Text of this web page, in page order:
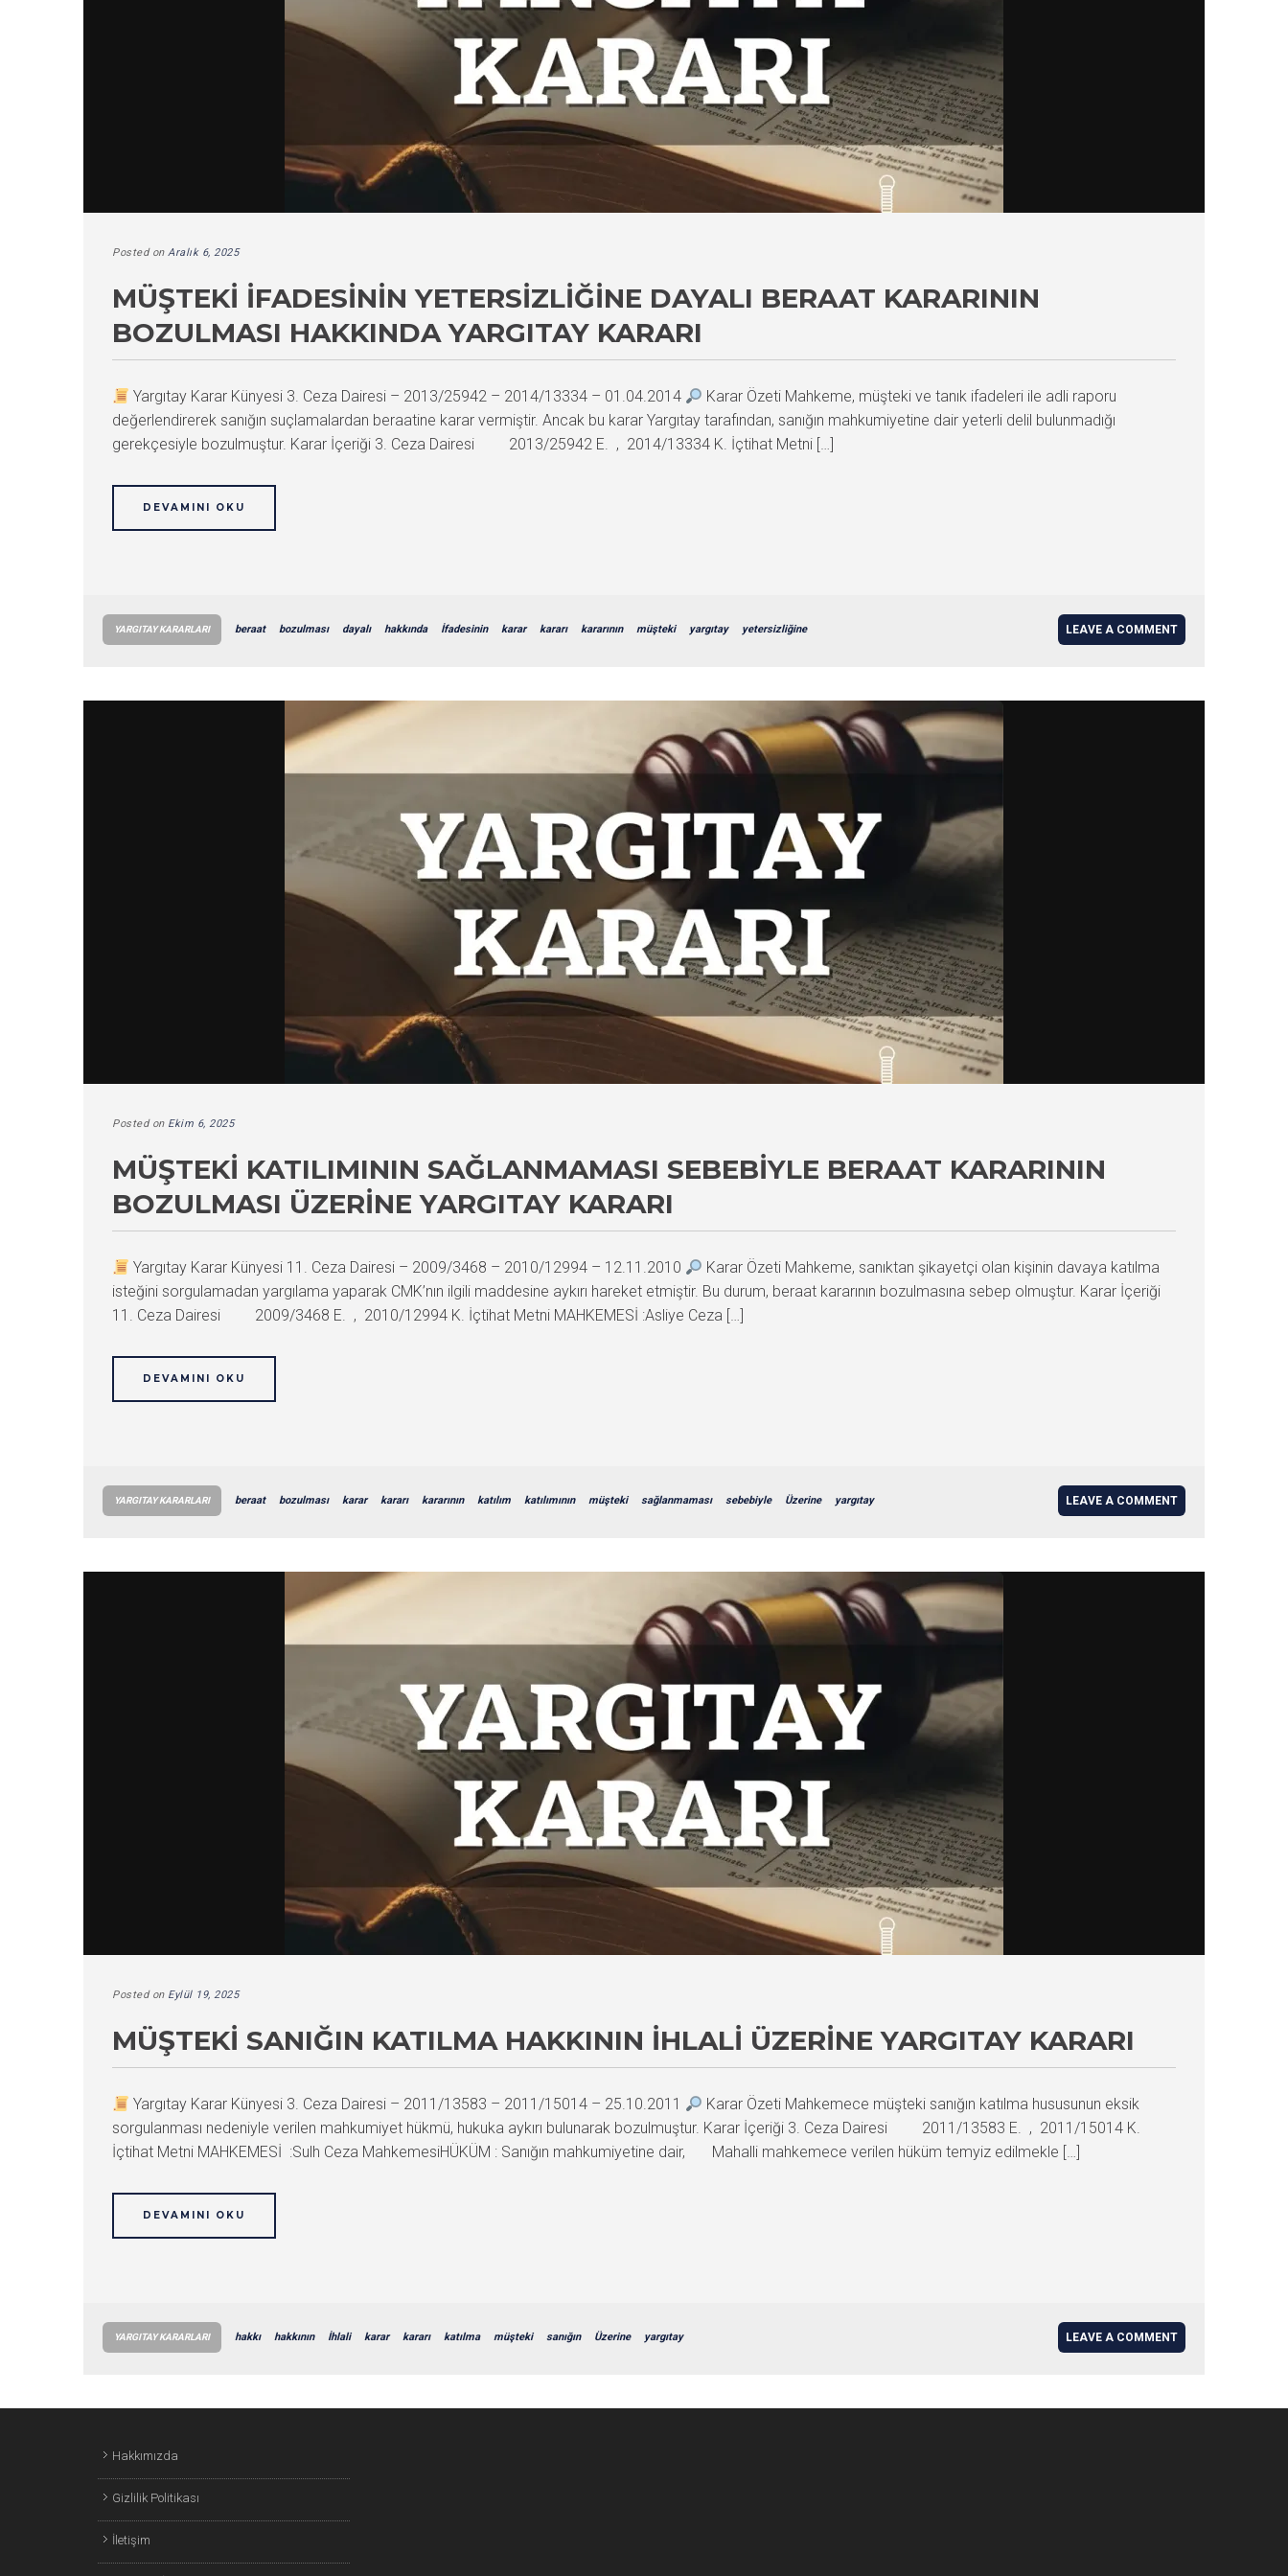
Posted on Aralık 6, 2025
MÜŞTEKI İFADESININ YETERSIZLIĞINE DAYALI BERAAT KARARININ
BOZULMASI HAKKINDA YARGITAY KARARI
Yargıtay Karar Künyesi 3. Ceza Dairesi – 2013/25942 – 2014/13334 – 01.04.2014
Karar Özeti Mahkeme, müşteki ve tanık ifadeleri ile adli raporu
değerlendirerek sanığın suçlamalardan beraatine karar vermiştir. Ancak bu karar Yargıtay tarafından, sanığın mahkumiyetine dair yeterli delil bulunmadığı
gerekçesiyle bozulmuştur. Karar İçeriği 3. Ceza Dairesi 2013/25942 E. , 2014/13334 K. İçtihat Metni […]
DEVAMINI OKU
YARGITAY KARARLARI beraat bozulması dayalı hakkında İfadesinin karar kararı kararının müşteki yargıtay yetersizliğine LEAVE A COMMENT
Posted on Ekim 6, 2025
MÜŞTEKI KATILIMININ SAĞLANMAMASI SEBEBIYLE BERAAT KARARININ
BOZULMASI ÜZERINE YARGITAY KARARI
Yargıtay Karar Künyesi 11. Ceza Dairesi – 2009/3468 – 2010/12994 – 12.11.2010
Karar Özeti Mahkeme, sanıktan şikayetçi olan kişinin davaya katılma
isteğini sorgulamadan yargılama yaparak CMK’nın ilgili maddesine aykırı hareket etmiştir. Bu durum, beraat kararının bozulmasına sebep olmuştur. Karar İçeriği
11. Ceza Dairesi 2009/3468 E. , 2010/12994 K. İçtihat Metni MAHKEMESİ :Asliye Ceza […]
DEVAMINI OKU
YARGITAY KARARLARI beraat bozulması karar kararı kararının katılım katılımının müşteki sağlanmaması sebebiyle Üzerine yargıtay LEAVE A COMMENT
Posted on Eylül 19, 2025
MÜŞTEKI SANIĞIN KATILMA HAKKININ İHLALI ÜZERINE YARGITAY KARARI
Yargıtay Karar Künyesi 3. Ceza Dairesi – 2011/13583 – 2011/15014 – 25.10.2011
Karar Özeti Mahkemece müşteki sanığın katılma hususunun eksik
sorgulanması nedeniyle verilen mahkumiyet hükmü, hukuka aykırı bulunarak bozulmuştur. Karar İçeriği 3. Ceza Dairesi 2011/13583 E. , 2011/15014 K.
İçtihat Metni MAHKEMESİ :Sulh Ceza MahkemesiHÜKÜM : Sanığın mahkumiyetine dair, Mahalli mahkemece verilen hüküm temyiz edilmekle […]
DEVAMINI OKU
YARGITAY KARARLARI hakkı hakkının İhlali karar kararı katılma müşteki sanığın Üzerine yargıtay LEAVE A COMMENT
Hakkımızda
Gizlilik Politikası
İletişim